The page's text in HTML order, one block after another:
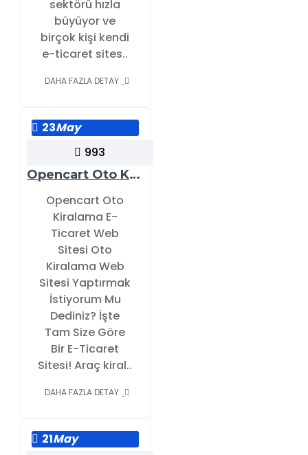
sektörü hızla
büyüyor ve
birçok kişi kendi
e-ticaret sites..
DAHA FAZLA DETAY
23May
993
Opencart Oto Kiralama E-Ticaret Web Sitesi
Opencart Oto
Kiralama E-
Ticaret Web
Sitesi Oto
Kiralama Web
Sitesi Yaptırmak
İstiyorum Mu
Dediniz? İşte
Tam Size Göre
Bir E-Ticaret
Sitesi! Araç kiral..
DAHA FAZLA DETAY
21May